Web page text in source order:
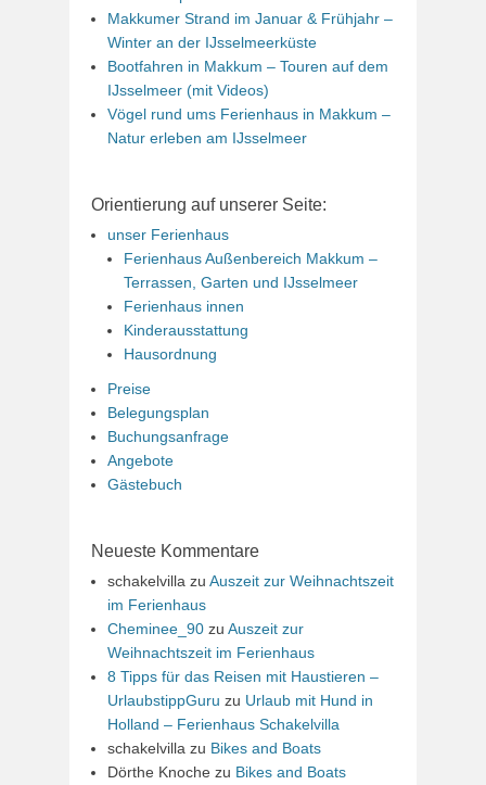
Makkumer Strand im Januar & Frühjahr –
Winter an der IJsselmeerküste
Bootfahren in Makkum – Touren auf dem
IJsselmeer (mit Videos)
Vögel rund ums Ferienhaus in Makkum –
Natur erleben am IJsselmeer
Orientierung auf unserer Seite:
unser Ferienhaus
Ferienhaus Außenbereich Makkum –
Terrassen, Garten und IJsselmeer
Ferienhaus innen
Kinderausstattung
Hausordnung
Preise
Belegungsplan
Buchungsanfrage
Angebote
Gästebuch
Neueste Kommentare
schakelvilla zu Auszeit zur Weihnachtszeit
im Ferienhaus
Cheminee_90 zu Auszeit zur
Weihnachtszeit im Ferienhaus
8 Tipps für das Reisen mit Haustieren –
UrlaubstippGuru zu Urlaub mit Hund in
Holland – Ferienhaus Schakelvilla
schakelvilla zu Bikes and Boats
Dörthe Knoche zu Bikes and Boats